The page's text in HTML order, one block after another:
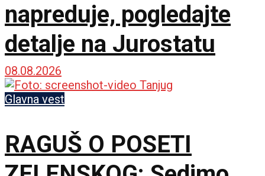
napreduje, pogledajte
detalje na Jurostatu
08.08.2026
Glavna vest
RAGUŠ O POSETI